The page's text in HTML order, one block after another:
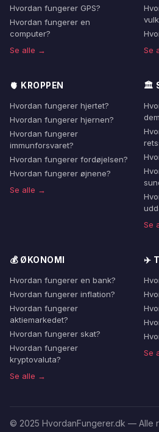
Hvordan fungerer GPS?
Hvordan fungerer en
computer?
Se alle →
Se
🫀 KROPPEN
Hvordan fungerer hjertet?
Hvordan fungerer hjernen?
Hvordan fungerer
immunforsvaret?
Hvordan fungerer fordøjelsen?
Hvordan fungerer øjnene?
Se alle →
🏛️
Se
💰 ØKONOMI
Hvordan fungerer en bank?
Hvordan fungerer inflation?
Hvordan fungerer
aktiemarkedet?
Hvordan fungerer skat?
Hvordan fungerer
kryptovaluta?
Se alle →
✈️
Se
© 2025 HvordanFungerer.dk — Alle